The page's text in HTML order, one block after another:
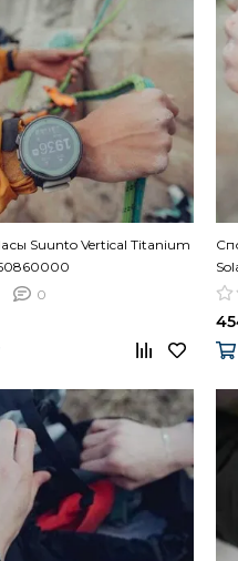
Suunto Vertical Titanium
0